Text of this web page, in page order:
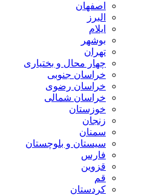
اصفهان
البرز
ایلام
بوشهر
تهران
چهار محال و بختیاری
خراسان جنوبی
خراسان رضوی
خراسان شمالی
خوزستان
زنجان
سمنان
سیستان و بلوچستان
فارس
قزوین
قم
کردستان